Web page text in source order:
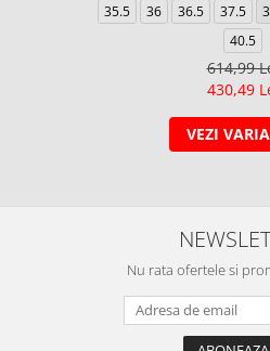
35.5 36 36.5 37.5
40.5
614,99
430,49
VEZI
Nu rata ofertele si